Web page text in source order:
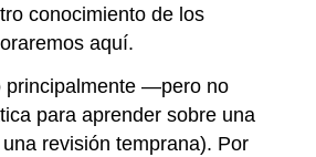
conocimiento de los
aquí.
principalmente —pero no
para aprender sobre una
revisión temprana). Por